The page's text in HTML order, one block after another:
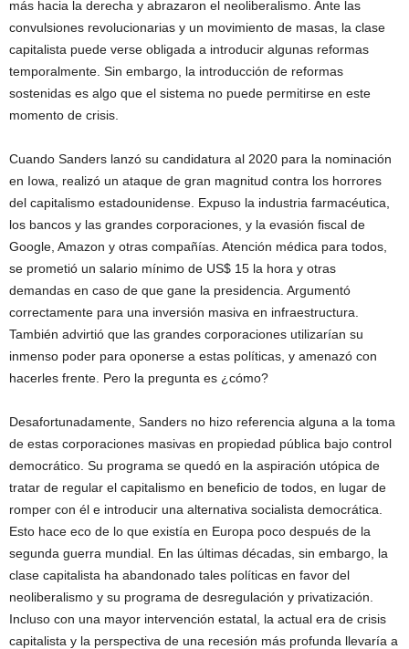
más hacia la derecha y abrazaron el neoliberalismo. Ante las
convulsiones revolucionarias y un movimiento de masas, la clase
capitalista puede verse obligada a introducir algunas reformas
temporalmente. Sin embargo, la introducción de reformas
sostenidas es algo que el sistema no puede permitirse en este
momento de crisis.
Cuando Sanders lanzó su candidatura al 2020 para la nominación
en Iowa, realizó un ataque de gran magnitud contra los horrores
del capitalismo estadounidense. Expuso la industria farmacéutica,
los bancos y las grandes corporaciones, y la evasión fiscal de
Google, Amazon y otras compañías. Atención médica para todos,
se prometió un salario mínimo de US$ 15 la hora y otras
demandas en caso de que gane la presidencia. Argumentó
correctamente para una inversión masiva en infraestructura.
También advirtió que las grandes corporaciones utilizarían su
inmenso poder para oponerse a estas políticas, y amenazó con
hacerles frente. Pero la pregunta es ¿cómo?
Desafortunadamente, Sanders no hizo referencia alguna a la toma
de estas corporaciones masivas en propiedad pública bajo control
democrático. Su programa se quedó en la aspiración utópica de
tratar de regular el capitalismo en beneficio de todos, en lugar de
romper con él e introducir una alternativa socialista democrática.
Esto hace eco de lo que existía en Europa poco después de la
segunda guerra mundial. En las últimas décadas, sin embargo, la
clase capitalista ha abandonado tales políticas en favor del
neoliberalismo y su programa de desregulación y privatización.
Incluso con una mayor intervención estatal, la actual era de crisis
capitalista y la perspectiva de una recesión más profunda llevaría a